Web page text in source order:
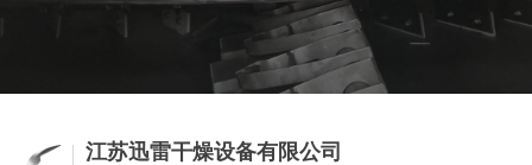
江苏迅雷干燥设备有限公司